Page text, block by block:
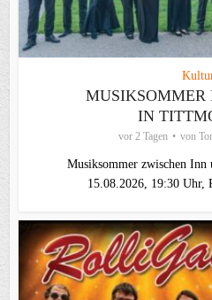
MUSIKSOMMER
IN
vor 2 Tagen von
Musiksommer zwischen Inn
15.08.2026, 19:30